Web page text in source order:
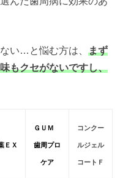
い…と悩む方は、 まず
味もクセがないですし、
ＥＸ
ＧＵＭ
歯周プロ
ケア
コンクー
ルジェル
コートＦ